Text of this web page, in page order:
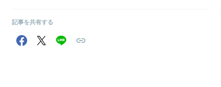
記事を共有する